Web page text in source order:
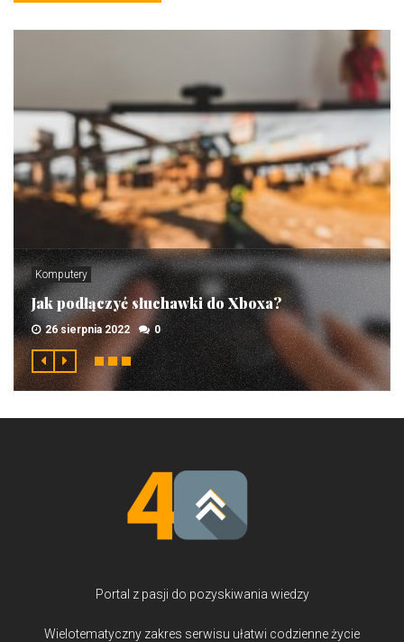
Komputery
Jak podłączyć słuchawki do Xboxa?
26 sierpnia 2022 0
Portal z pasji do pozyskiwania wiedzy
Wielotematyczny zakres serwisu ułatwi codzienne życie